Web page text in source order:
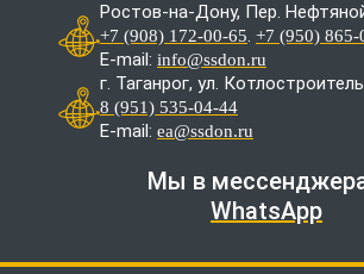
Ростов-на-Дону, Пер.
+7 (908) 172-00-65. +7 (950) 865-
E-mail: info@ssdon.ru
г. Таганрог, ул.
8 (951) 535-04-44
E-mail: ea@ssdon.ru
Мы в
WhatsApp